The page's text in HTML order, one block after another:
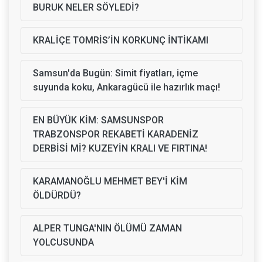
BURUK NELER SÖYLEDİ?
KRALİÇE TOMRİS’İN KORKUNÇ İNTİKAMI
Samsun'da Bugün: Simit fiyatları, içme
suyunda koku, Ankaragücü ile hazırlık maçı!
EN BÜYÜK KİM: SAMSUNSPOR
TRABZONSPOR REKABETİ KARADENİZ
DERBİSİ Mİ? KUZEYİN KRALI VE FIRTINA!
KARAMANOĞLU MEHMET BEY'İ KİM
ÖLDÜRDÜ?
ALPER TUNGA'NIN ÖLÜMÜ ZAMAN
YOLCUSUNDA